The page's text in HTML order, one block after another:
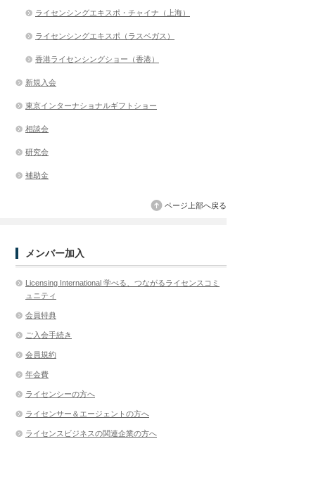
ライセンシングエキスポ・チャイナ（上海）
ライセンシングエキスポ（ラスベガス）
香港ライセンシングショー（香港）
新規入会
東京インターナショナルギフトショー
相談会
研究会
補助金
ページ上部へ戻る
メンバー加入
Licensing International 学べる、つながるライセンスコミ
ュニティ
会員特典
ご入会手続き
会員規約
年会費
ライセンシーの方へ
ライセンサー＆エージェントの方へ
ライセンスビジネスの関連企業の方へ